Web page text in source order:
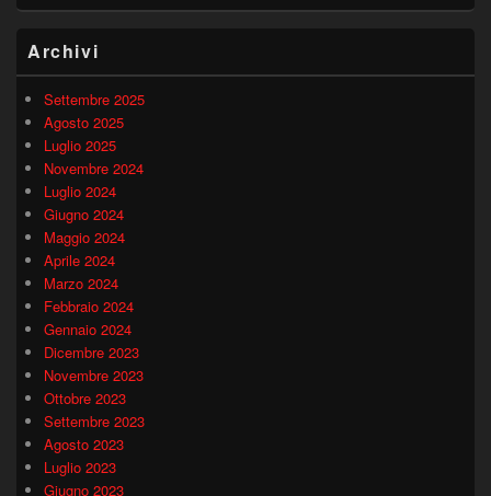
Archivi
Settembre 2025
Agosto 2025
Luglio 2025
Novembre 2024
Luglio 2024
Giugno 2024
Maggio 2024
Aprile 2024
Marzo 2024
Febbraio 2024
Gennaio 2024
Dicembre 2023
Novembre 2023
Ottobre 2023
Settembre 2023
Agosto 2023
Luglio 2023
Giugno 2023